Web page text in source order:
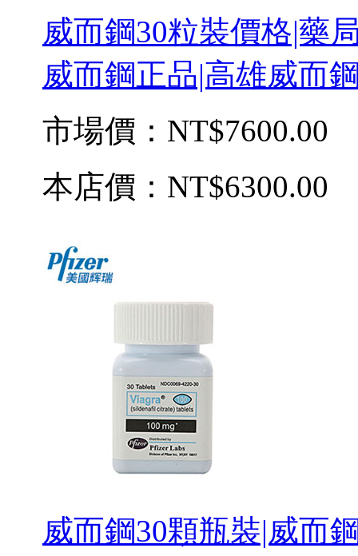
威而鋼30粒裝價格|藥
威而鋼正品|高雄威而
市場價： NT$7600.00
本店價： NT$6300.00
威而鋼30顆瓶裝|威而